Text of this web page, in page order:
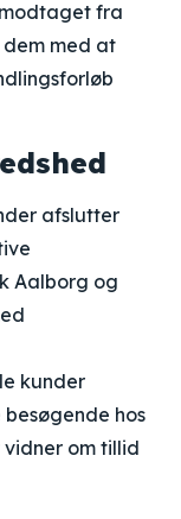
fra
med at
afslutter
Aalborg og
kunder
hos
vidner om tillid